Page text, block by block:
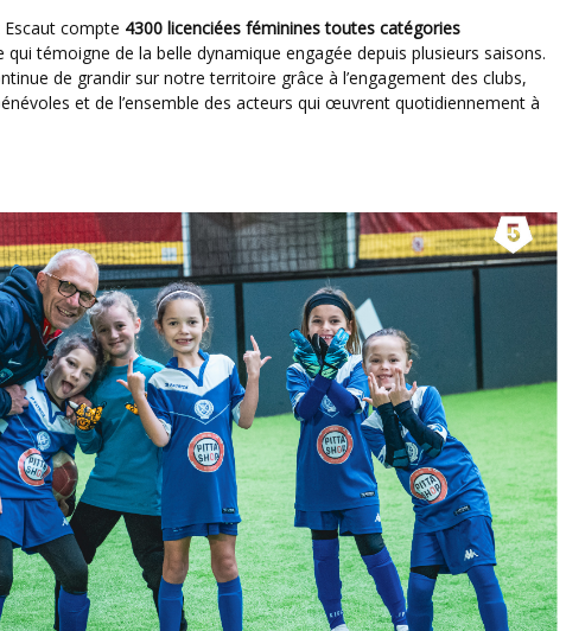
Escaut compte 4300 licenciées féminines toutes catégories
qui témoigne de la belle dynamique engagée depuis plusieurs saisons.
de grandir sur notre territoire grâce à l’engagement des clubs,
et de l’ensemble des acteurs qui œuvrent quotidiennement à